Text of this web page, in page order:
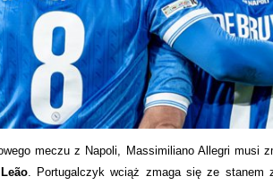
meczu z Napoli, Massimiliano Allegri musi
. Portugalczyk wciąż zmaga się ze stanem